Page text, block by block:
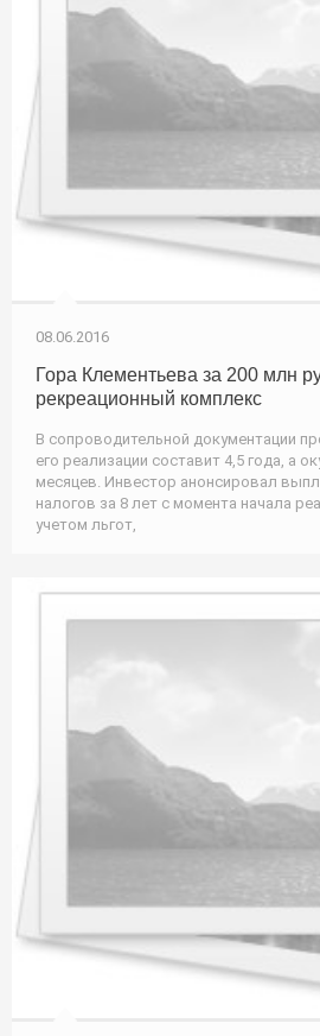
08.06.2016
Гора Клементьева за 200 млн
рекреационный комплекс
В сопроводительной документации
его реализации составит 4,5 года, а
месяцев. Инвестор анонсировал
налогов за 8 лет с момента начала
учетом льгот,